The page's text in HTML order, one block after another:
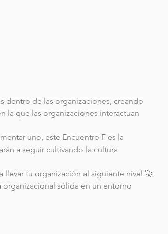
dentro de las organizaciones, creando
la que las organizaciones interactuan
uno, este Encuentro F es la
a seguir cultivando la cultura
tu organización al siguiente nivel 🚀
organizacional sólida en un entorno